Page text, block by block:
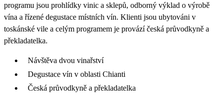
programu jsou prohlídky vinic a sklepů, odborný výklad o výrobě
vína a řízené degustace místních vín. Klienti jsou ubytováni v
toskánské vile a celým programem je provází česká průvodkyně a
překladatelka.
Návštěva dvou vinařství
Degustace vín v oblasti Chianti
Česká průvodkyně a překladatelka